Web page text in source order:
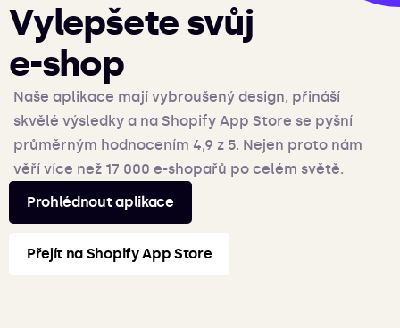
Vylepšete svůj
e-shop
Naše aplikace mají vybroušený design, přináší
skvělé výsledky a na Shopify App Store se pyšní
průměrným hodnocením 4,9 z 5. Nejen proto nám
věří více než 17 000 e-shopařů po celém světě.
Prohlédnout aplikace
Přejít na Shopify App Store